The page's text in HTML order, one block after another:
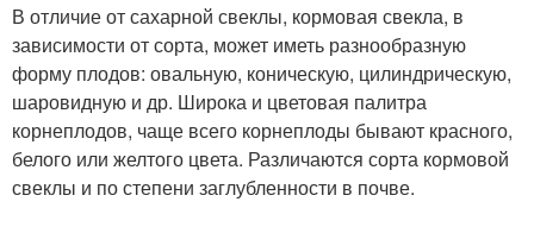
В отличие от сахарной свеклы, кормовая свекла, в
зависимости от сорта, может иметь разнообразную
форму плодов: овальную, коническую, цилиндрическую,
шаровидную и др. Широка и цветовая палитра
корнеплодов, чаще всего корнеплоды бывают красного,
белого или желтого цвета. Различаются сорта кормовой
свеклы и по степени заглубленности в почве.